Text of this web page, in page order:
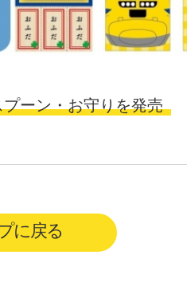
ーン・お守りを発売
に戻る